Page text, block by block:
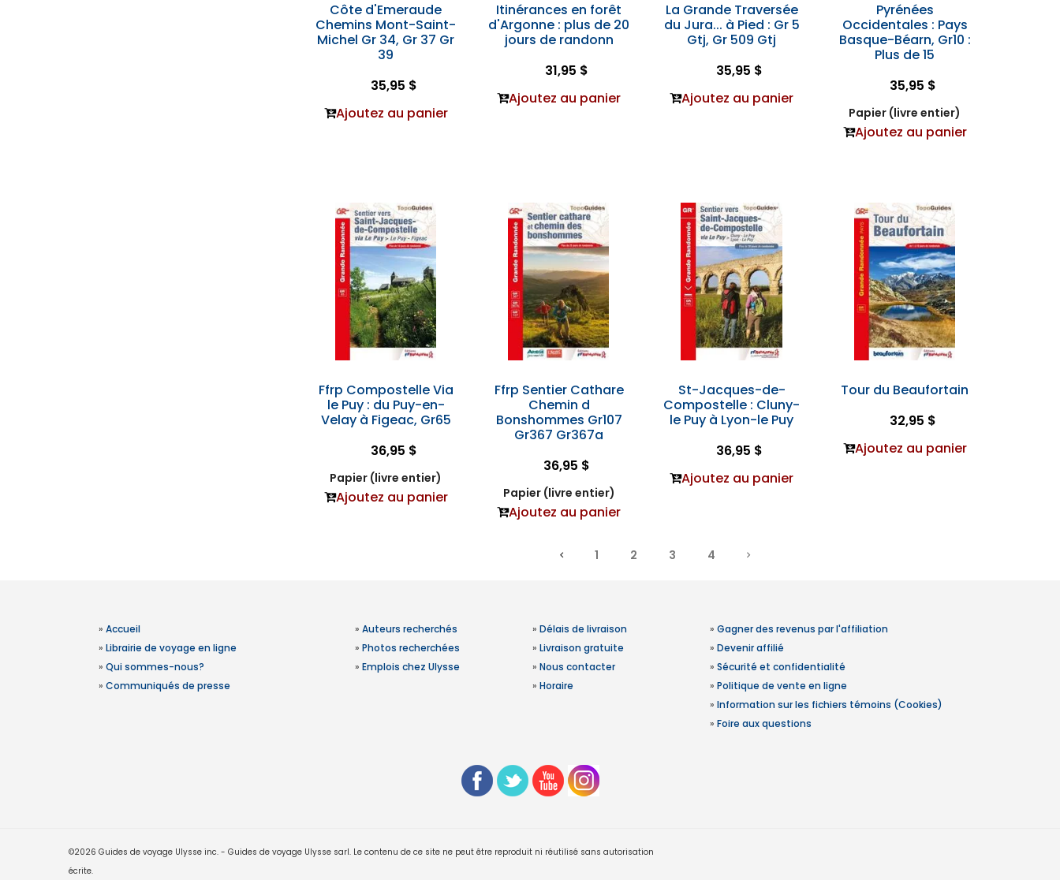
Côte d'Emeraude
Chemins Mont-Saint-
Michel Gr 34, Gr 37 Gr
39
35,95 $
Ajoutez au panier
Itinérances en forêt
d'Argonne : plus de 20
jours de randonn
31,95 $
Ajoutez au panier
La Grande Traversée
du Jura... à Pied : Gr 5
Gtj, Gr 509 Gtj
35,95 $
Ajoutez au panier
Pyrénées
Occidentales : Pays
Basque-Béarn, Gr10 :
Plus de 15
35,95 $
Papier (livre entier)
Ajoutez au panier
Ffrp Compostelle Via
le Puy : du Puy-en-
Velay à Figeac, Gr65
36,95 $
Papier (livre entier)
Ajoutez au panier
Ffrp Sentier Cathare
Chemin d
Bonshommes Gr107
Gr367 Gr367a
36,95 $
Papier (livre entier)
Ajoutez au panier
St-Jacques-de-
Compostelle : Cluny-
le Puy à Lyon-le Puy
36,95 $
Ajoutez au panier
Tour du Beaufortain
32,95 $
Ajoutez au panier
1 2 3 4
» Accueil
» Librairie de voyage en ligne
» Qui sommes-nous?
» Communiqués de presse
» Auteurs recherchés
» Photos recherchées
» Emplois chez Ulysse
» Délais de livraison
» Livraison gratuite
» Nous contacter
» Horaire
» Gagner des revenus par l'affiliation
» Devenir affilié
» Sécurité et confidentialité
» Politique de vente en ligne
» Information sur les fichiers témoins (Cookies)
» Foire aux questions
©2026 Guides de voyage Ulysse inc. - Guides de voyage Ulysse sarl. Le contenu de ce site ne peut être reproduit ni réutilisé sans autorisation
écrite.